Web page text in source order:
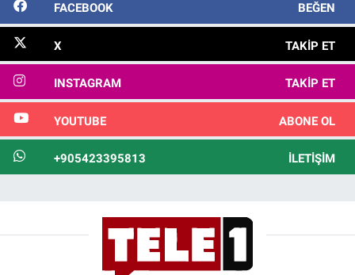
FACEBOOK BEĞEN
X TAKIP ET
INSTAGRAM TAKIP ET
YOUTUBE ABONE OL
+905423395813 İLETIŞIM